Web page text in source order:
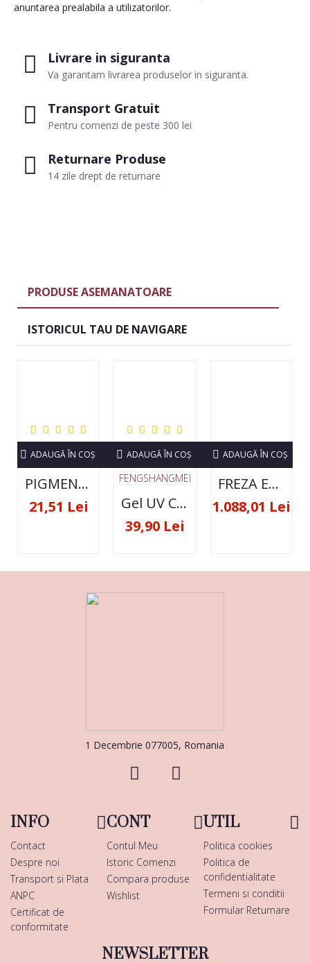
Livrare in siguranta
Va garantam livrarea produselor in siguranta.
Transport Gratuit
Pentru comenzi de peste 300 lei
Returnare Produse
14 zile drept de returnare
anuntarea prealabila a utilizatorilor.
PRODUSE ASEMANATOARE
ISTORICUL TAU DE NAVIGARE
PIGMENT NEON SET 12 CULORI
21,51 Lei
ADAUGĂ ÎN COŞ
FENGSHANGMEI
Gel UV Constructie FSM 50ML - 07
39,90 Lei
ADAUGĂ ÎN COŞ
FREZA ELECTRICA STRONG 210 35000 RPM- ORIGINALA
1.088,01 Lei
ADAUGĂ ÎN COŞ
1 Decembrie 077005, Romania
INFO
Contact
Despre noi
Transport si Plata
ANPC
Certificat de
conformitate
CONT
Contul Meu
Istoric Comenzi
Compara produse
Wishlist
UTIL
Politica cookies
Politica de
confidentialitate
Termeni si conditii
Formular Returnare
NEWSLETTER